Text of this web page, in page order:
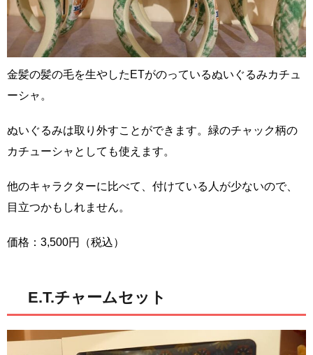
金髪の髪の毛を生やしたETがのっているぬいぐるみカチュ
ーシャ。
ぬいぐるみは取り外すことができます。緑のチャック柄の
カチューシャとしても使えます。
他のキャラクターに比べて、付けている人が少ないので、
目立つかもしれません。
価格：3,500円（税込）
E.T.チャームセット